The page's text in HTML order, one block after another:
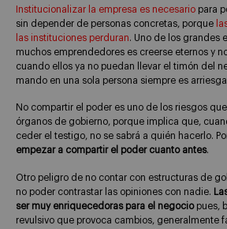
Institucionalizar la empresa es necesario para
sin depender de personas concretas, porque
las instituciones perduran. Uno de los grandes
muchos emprendedores es creerse eternos y
cuando ellos ya no puedan llevar el timón del
mando en una sola persona siempre es
No compartir el poder es uno de los riesgos
órganos de gobierno, porque implica que,
ceder el testigo, no se sabrá a quién hacerlo.
empezar a compartir el poder cuanto antes.
Otro peligro de no contar con estructuras de
no poder contrastar las opiniones con nadie.
ser muy enriquecedoras para el negociopues,
revulsivo que provoca cambios, generalmente